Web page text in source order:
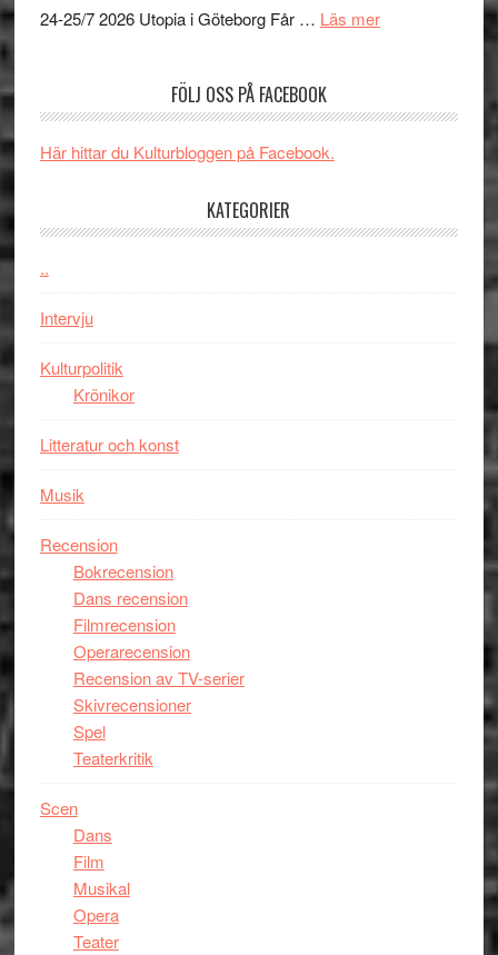
Man
24-25/7 2026 Utopia i Göteborg Får … Läs merom
energi
åring
FÖLJ OSS PÅ FACEBOOK
Här hittar du Kulturbloggen på Facebook.
KATEGORIER
..
Intervju
Kulturpolitik
Krönikor
Litteratur och konst
Musik
Recension
Bokrecension
Dans recension
Filmrecension
Operarecension
Recension av TV-serier
Skivrecensioner
Spel
Teaterkritik
Scen
Dans
Film
Musikal
Opera
Teater